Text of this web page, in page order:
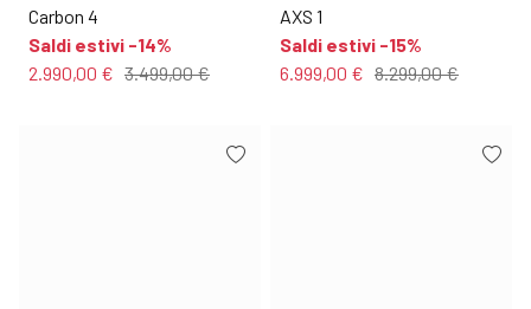
Carbon 4
Saldi estivi -14%
2.990,00 € 3.499,00 €
AXS 1
Saldi estivi -15%
6.999,00 € 8.299,00 €